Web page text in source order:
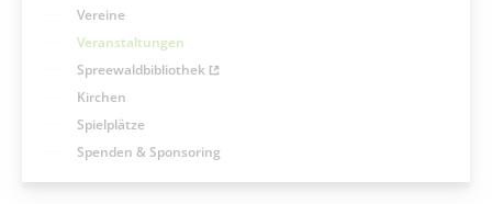
Vereine
Veranstaltungen
Spreewaldbibliothek
Kirchen
Spielplätze
Spenden & Sponsoring